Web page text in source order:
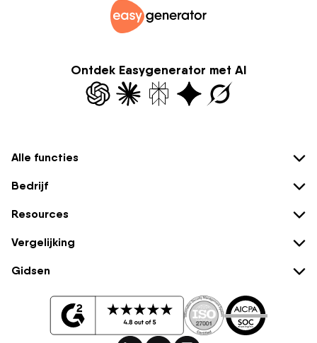
Ontdek Easygenerator met AI
Alle functies
Bedrijf
Resources
Vergelijking
Gidsen